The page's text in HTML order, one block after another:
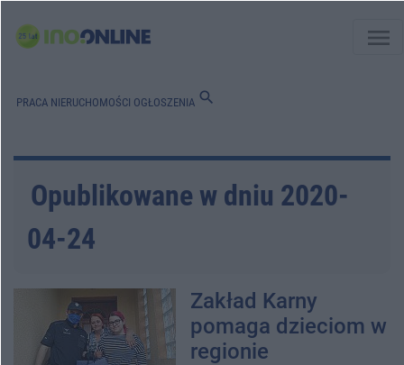
menu
PRACA NIERUCHOMOŚCI OGŁOSZENIA search
Opublikowane w dniu 2020-
04-24
Zakład Karny
pomaga dzieciom w
regionie